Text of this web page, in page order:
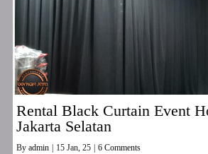
Rental Black Curtain Event
Jakarta Selatan
By admin 15 Jan, 25 6 Comments